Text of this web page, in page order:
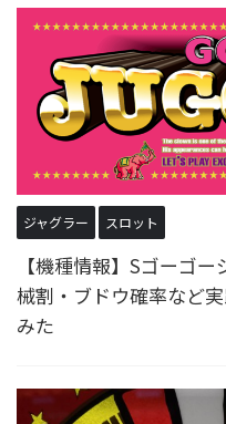
ジャグラー スロット
【機種情報】Sゴーゴ
械割・ブドウ確率など
みた